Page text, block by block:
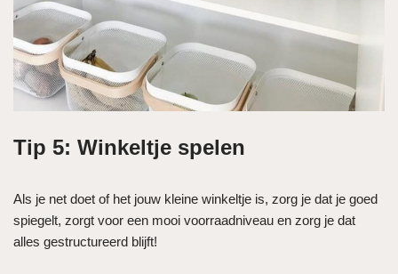
Tip 5: Winkeltje spelen
Als je net doet of het jouw kleine winkeltje is, zorg je dat je goed
spiegelt, zorgt voor een mooi voorraadniveau en zorg je dat
alles gestructureerd blijft!